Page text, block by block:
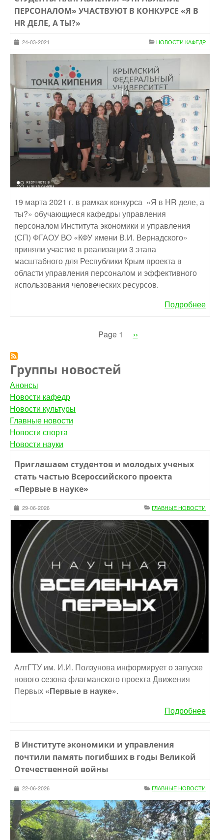
ПЕРСОНАЛОМ» УЧАСТВУЮТ В КОНКУРСЕ «Я В
HR ДЕЛЕ, А ТЫ?»
24-03-2021 НОВОСТИ КАФЕДР
19 марта 2021 г. в рамках конкурса «Я в HR деле, а
ты?» обучающиеся кафедры управления
персоналом Института экономики и управления
(СП) ФГАОУ ВО «КФУ имени В.И. Вернадского»
приняли участие в реализации 3 этапа
масштабного для Республики Крым проекта в
области управления персоналом и эффективного
использования человеческих ресурсов.
Подробнее
страниц
Page 1
Следующая
››
Группы новостей
Анонсы
Новости кафедр
Новости культуры
Главные новости
Новости спорта
Новости науки
Приглашаем студентов и молодых ученых
стать частью Всероссийского проекта
«Первые в науке»
29-06-2026 ГЛАВНЫЕ НОВОСТИ
АлтГТУ им. И.И. Ползунова информирует о запуске
нового сезона флагманского проекта Движения
Первых «Первые в науке».
Подробнее
В Институте экономики и управления
почтили память погибших в годы Великой
Отечественной войны
22-06-2026 ГЛАВНЫЕ НОВОСТИ